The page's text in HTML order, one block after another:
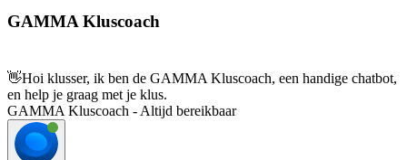
GAMMA Kluscoach
👋Hoi klusser, ik ben de GAMMA Kluscoach, een handige chatbot,
en help je graag met je klus.
GAMMA Kluscoach - Altijd bereikbaar